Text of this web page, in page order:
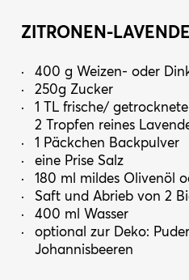
ZITRONEN-
400 g Weizen- oder
250g Zucker
1 TL frische/
2 Tropfen reines
1 Päckchen Backpulver
eine Prise Salz
180 ml mildes Olivenöl
Saft und Abrieb von 2
400 ml Wasser
optional zur Deko:
Johannisbeeren